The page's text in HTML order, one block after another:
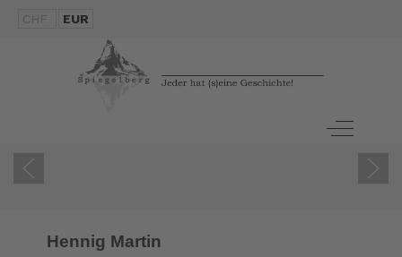
CHF EUR
Off-
Hennig Martin